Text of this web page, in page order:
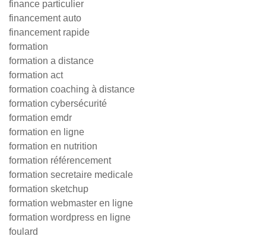
finance particulier
financement auto
financement rapide
formation
formation a distance
formation act
formation coaching à distance
formation cybersécurité
formation emdr
formation en ligne
formation en nutrition
formation référencement
formation secretaire medicale
formation sketchup
formation webmaster en ligne
formation wordpress en ligne
foulard